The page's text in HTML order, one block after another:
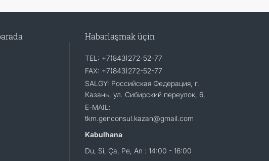
Habarlaşmak üçin
TEL: +7(843)272-52-77
FAX: +7(843)272-52-77
SALGY: Российская Федерация, г.
Казань, ул. Сибирский переулок, 6,
E-MAIL:
tkm.genconsul.kazan@gmail.com
Kabulhana
Du, Si, Ça, Pe, An : 14:00 - 16:00